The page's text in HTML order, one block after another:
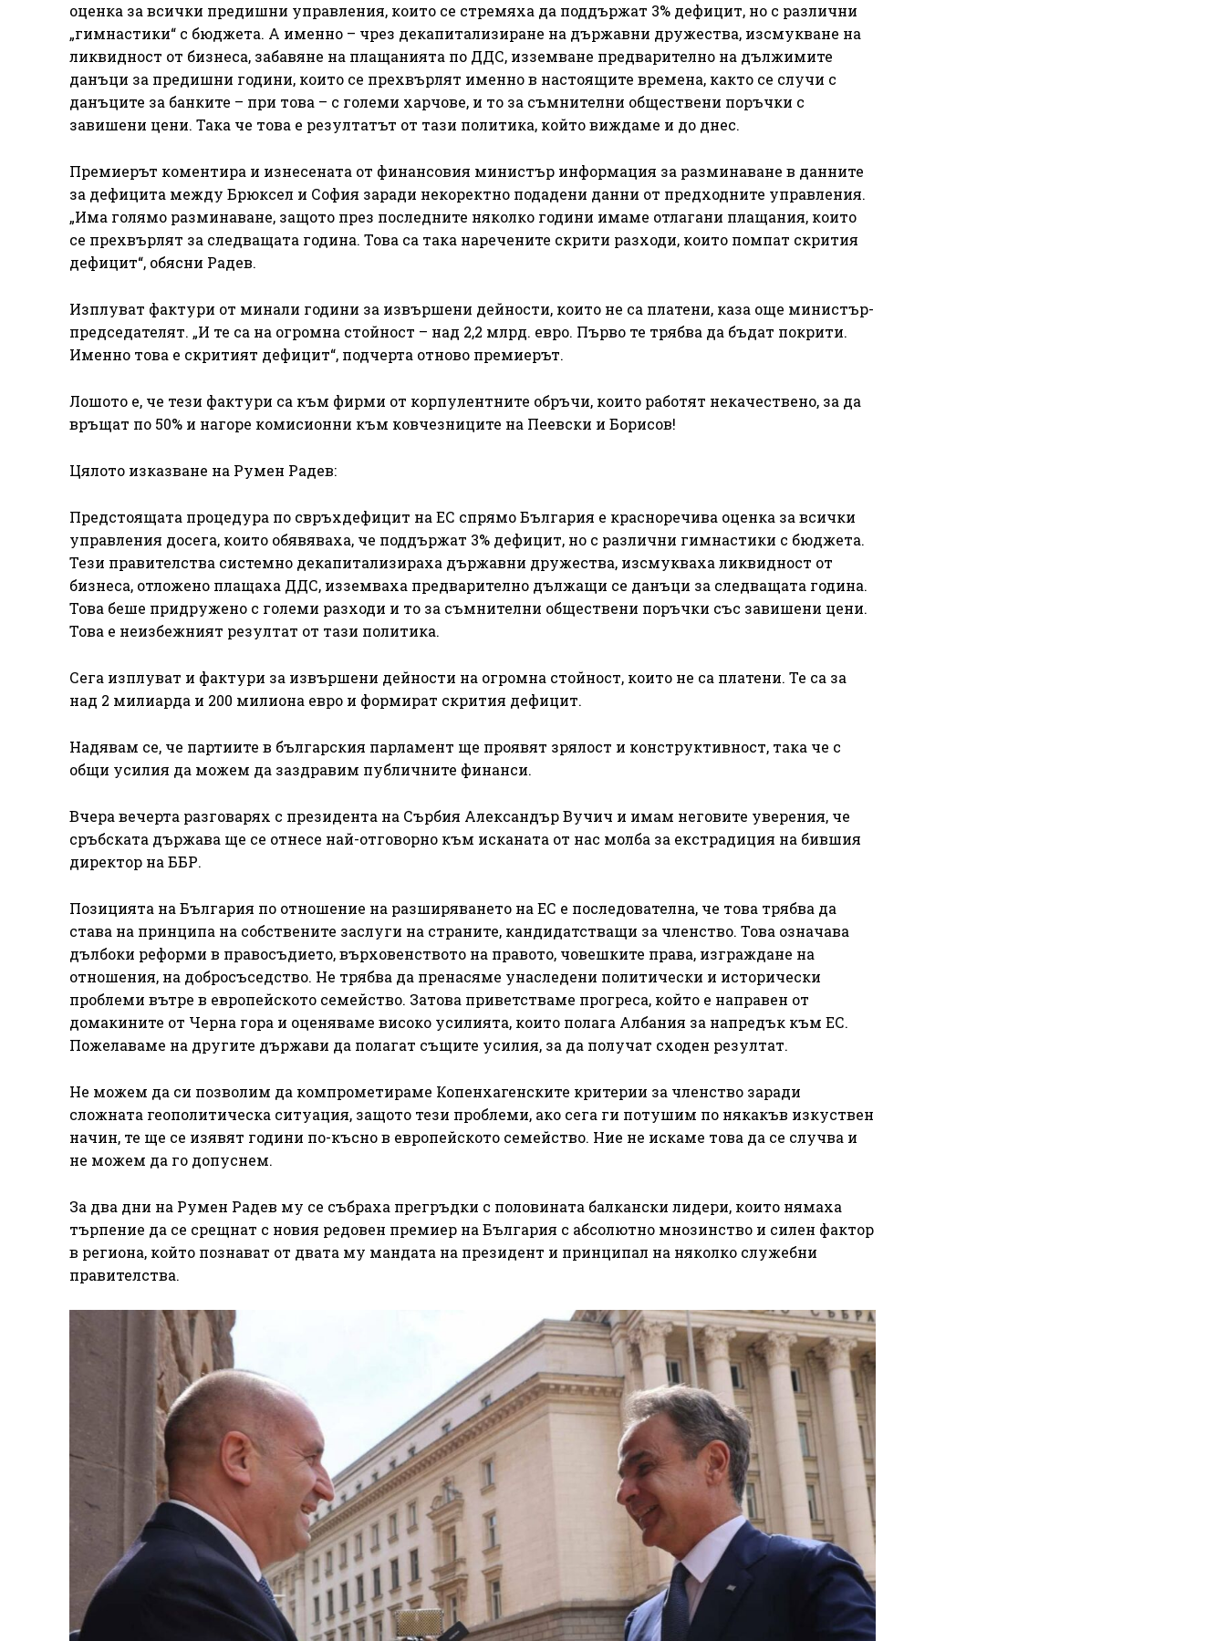
оценка за всички предишни управления, които се стремяха да поддържат 3% дефицит, но с различни
„гимнастики“ с бюджета. А именно – чрез декапитализиране на държавни дружества, изсмукване на
ликвидност от бизнеса, забавяне на плащанията по ДДС, изземване предварително на дължимите
данъци за предишни години, които се прехвърлят именно в настоящите времена, както се случи с
данъците за банките – при това – с големи харчове, и то за съмнителни обществени поръчки с
завишени цени. Така че това е резултатът от тази политика, който виждаме и до днес.
Премиерът коментира и изнесената от финансовия министър информация за разминаване в данните
за дефицита между Брюксел и София заради некоректно подадени данни от предходните управления.
„Има голямо разминаване, защото през последните няколко години имаме отлагани плащания, които
се прехвърлят за следващата година. Това са така наречените скрити разходи, които помпат скрития
дефицит“, обясни Радев.
Изплуват фактури от минали години за извършени дейности, които не са платени, каза още министър-
председателят. „И те са на огромна стойност – над 2,2 млрд. евро. Първо те трябва да бъдат покрити.
Именно това е скритият дефицит“, подчерта отново премиерът.
Лошото е, че тези фактури са към фирми от корпулентните обръчи, които работят некачествено, за да
връщат по 50% и нагоре комисионни към ковчезниците на Пеевски и Борисов!
Цялото изказване на Румен Радев:
Предстоящата процедура по свръхдефицит на ЕС спрямо България е красноречива оценка за всички
управления досега, които обявяваха, че поддържат 3% дефицит, но с различни гимнастики с бюджета.
Тези правителства системно декапитализираха държавни дружества, изсмукваха ликвидност от
бизнеса, отложено плащаха ДДС, изземваха предварително дължащи се данъци за следващата година.
Това беше придружено с големи разходи и то за съмнителни обществени поръчки със завишени цени.
Това е неизбежният резултат от тази политика.
Сега изплуват и фактури за извършени дейности на огромна стойност, които не са платени. Те са за
над 2 милиарда и 200 милиона евро и формират скрития дефицит.
Надявам се, че партиите в българския парламент ще проявят зрялост и конструктивност, така че с
общи усилия да можем да заздравим публичните финанси.
Вчера вечерта разговарях с президента на Сърбия Александър Вучич и имам неговите уверения, че
сръбската държава ще се отнесе най-отговорно към исканата от нас молба за екстрадиция на бившия
директор на ББР.
Позицията на България по отношение на разширяването на ЕС е последователна, че това трябва да
става на принципа на собствените заслуги на страните, кандидатстващи за членство. Това означава
дълбоки реформи в правосъдието, върховенството на правото, човешките права, изграждане на
отношения, на добросъседство. Не трябва да пренасяме унаследени политически и исторически
проблеми вътре в европейското семейство. Затова приветстваме прогреса, който е направен от
домакините от Черна гора и оценяваме високо усилията, които полага Албания за напредък към ЕС.
Пожелаваме на другите държави да полагат същите усилия, за да получат сходен резултат.
Не можем да си позволим да компрометираме Копенхагенските критерии за членство заради
сложната геополитическа ситуация, защото тези проблеми, ако сега ги потушим по някакъв изкуствен
начин, те ще се изявят години по-късно в европейското семейство. Ние не искаме това да се случва и
не можем да го допуснем.
За два дни на Румен Радев му се събраха прегръдки с половината балкански лидери, които нямаха
търпение да се срещнат с новия редовен премиер на България с абсолютно мнозинство и силен фактор
в региона, който познават от двата му мандата на президент и принципал на няколко служебни
правителства.